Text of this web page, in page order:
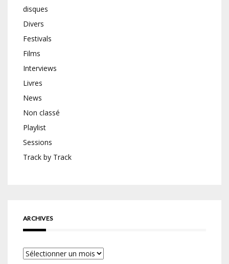
disques
Divers
Festivals
Films
Interviews
Livres
News
Non classé
Playlist
Sessions
Track by Track
ARCHIVES
Archives